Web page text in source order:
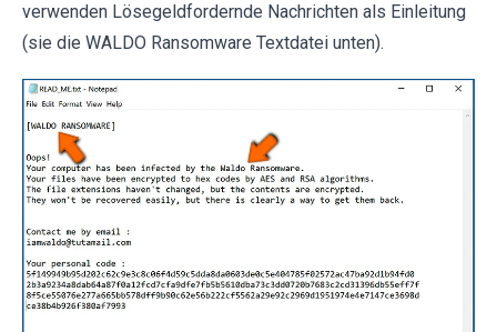
verwenden Lösegeldfordernde Nachrichten als Einleitung
(sie die WALDO Ransomware Textdatei unten).